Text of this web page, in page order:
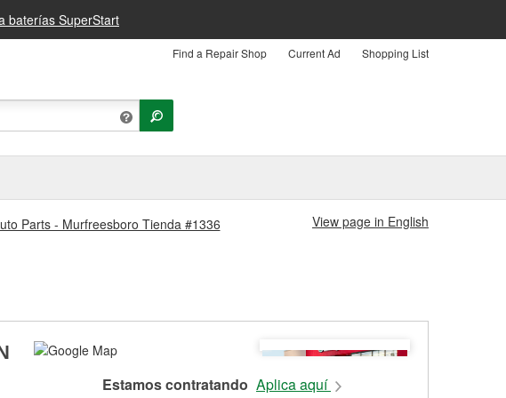
baterías SuperStart
Find a Repair Shop Current Ad Shopping List
Parts - Murfreesboro Tienda #1336
View page in English
Estamos contratando Aplica aquí